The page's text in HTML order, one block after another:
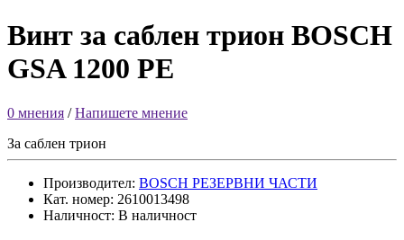
Винт за саблен трион BOSCH
GSA 1200 PE
0 мнения /Напишете мнение
За саблен трион
Производител: BOSCH РЕЗЕРВНИ ЧАСТИ
Кат. номер: 2610013498
Наличност: В наличност